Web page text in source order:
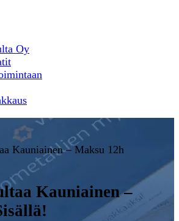
Oy
Kauniainen – Maksu 12h
Kauniainen –